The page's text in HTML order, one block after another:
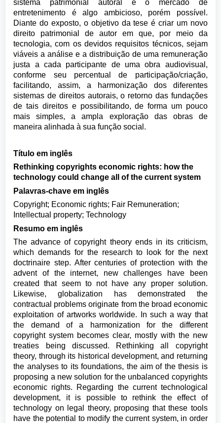
sistema patrimonial autoral e o mercado de
entretenimento é algo ambicioso, porém possível.
Diante do exposto, o objetivo da tese é criar um novo
direito patrimonial de autor em que, por meio da
tecnologia, com os devidos requisitos técnicos, sejam
viáveis a análise e a distribuição de uma remuneração
justa a cada participante de uma obra audiovisual,
conforme seu percentual de participação/criação,
facilitando, assim, a harmonização dos diferentes
sistemas de direitos autorais, o retorno das fundações
de tais direitos e possibilitando, de forma um pouco
mais simples, a ampla exploração das obras de
maneira alinhada à sua função social.
Título em inglês
Rethinking copyrights economic rights: how the
technology could change all of the current system
Palavras-chave em inglês
Copyright; Economic rights; Fair Remuneration;
Intellectual property; Technology
Resumo em inglês
The advance of copyright theory ends in its criticism,
which demands for the research to look for the next
doctrinaire step. After centuries of protection with the
advent of the internet, new challenges have been
created that seem to not have any proper solution.
Likewise, globalization has demonstrated the
contractual problems originate from the broad economic
exploitation of artworks worldwide. In such a way that
the demand of a harmonization for the different
copyright system becomes clear, mostly with the new
treaties being discussed. Rethinking all copyright
theory, through its historical development, and returning
the analyses to its foundations, the aim of the thesis is
proposing a new solution for the unbalanced copyrights
economic rights. Regarding the current technological
development, it is possible to rethink the effect of
technology on legal theory, proposing that these tools
have the potential to modify the current system, in order